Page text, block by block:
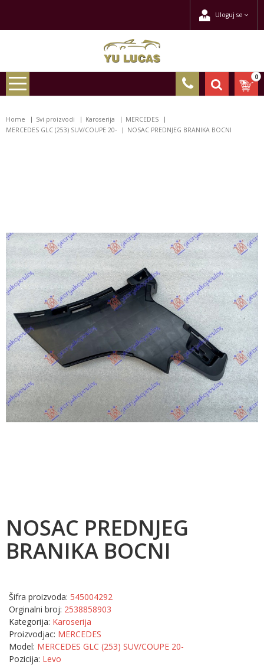
Uloguj se
0
Home Svi proizvodi Karoserija
MERCEDES
MERCEDES GLC (253) SUV/COUPE 20-
NOSAC PREDNJEG BRANIKA BOCNI
NOSAC PREDNJEG
BRANIKA BOCNI
Šifra proizvoda: 545004292
Orginalni broj: 2538858903
Kategorija: Karoserija
Proizvodjac: MERCEDES
Model: MERCEDES GLC (253) SUV/COUPE 20-
Pozicija: Levo